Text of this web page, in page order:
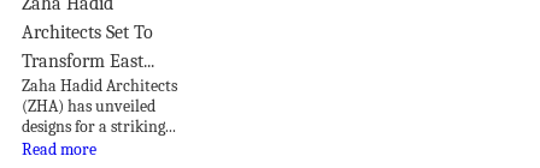
Architects Set To
Transform East...
Zaha Hadid Architects
(ZHA) has unveiled
designs for a striking...
Read more